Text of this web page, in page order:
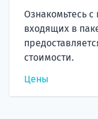
Ознакомьтесь
входящих в
стоимости.
Цены